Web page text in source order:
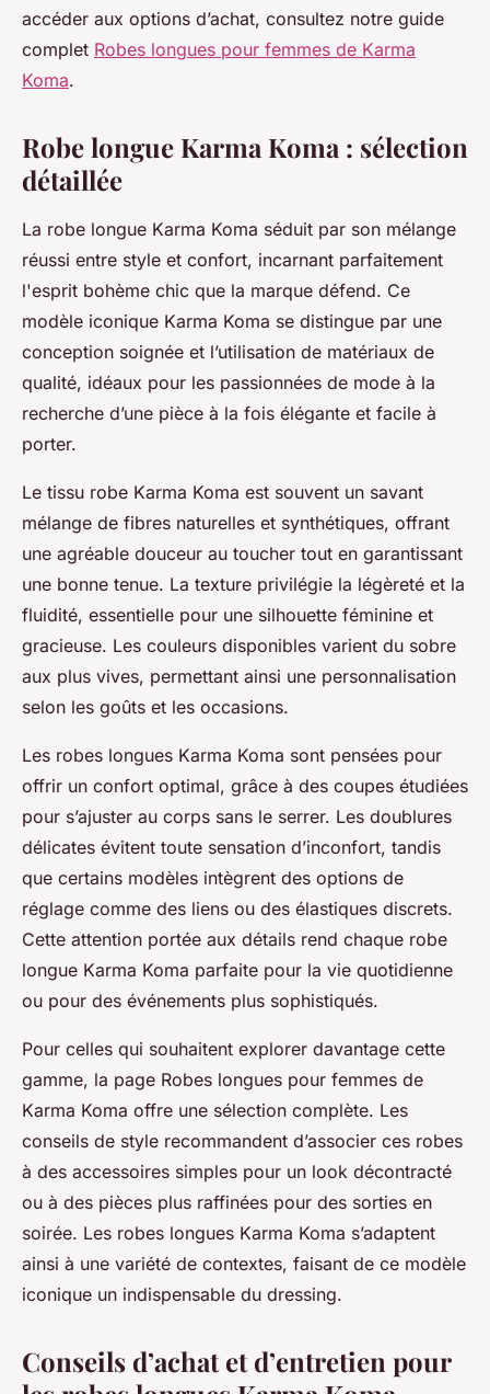
accéder aux options d’achat, consultez notre guide
complet Robes longues pour femmes de Karma
Koma.
Robe longue Karma Koma : sélection
détaillée
La robe longue Karma Koma séduit par son mélange
réussi entre style et confort, incarnant parfaitement
l'esprit bohème chic que la marque défend. Ce
modèle iconique Karma Koma se distingue par une
conception soignée et l’utilisation de matériaux de
qualité, idéaux pour les passionnées de mode à la
recherche d’une pièce à la fois élégante et facile à
porter.
Le tissu robe Karma Koma est souvent un savant
mélange de fibres naturelles et synthétiques, offrant
une agréable douceur au toucher tout en garantissant
une bonne tenue. La texture privilégie la légèreté et la
fluidité, essentielle pour une silhouette féminine et
gracieuse. Les couleurs disponibles varient du sobre
aux plus vives, permettant ainsi une personnalisation
selon les goûts et les occasions.
Les robes longues Karma Koma sont pensées pour
offrir un confort optimal, grâce à des coupes étudiées
pour s’ajuster au corps sans le serrer. Les doublures
délicates évitent toute sensation d’inconfort, tandis
que certains modèles intègrent des options de
réglage comme des liens ou des élastiques discrets.
Cette attention portée aux détails rend chaque robe
longue Karma Koma parfaite pour la vie quotidienne
ou pour des événements plus sophistiqués.
Pour celles qui souhaitent explorer davantage cette
gamme, la page Robes longues pour femmes de
Karma Koma offre une sélection complète. Les
conseils de style recommandent d’associer ces robes
à des accessoires simples pour un look décontracté
ou à des pièces plus raffinées pour des sorties en
soirée. Les robes longues Karma Koma s’adaptent
ainsi à une variété de contextes, faisant de ce modèle
iconique un indispensable du dressing.
Conseils d’achat et d’entretien pour